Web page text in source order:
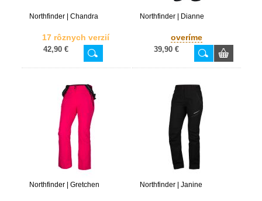
Northfinder | Chandra
17 rôznych verzií
42,90 €
Northfinder | Dianne
overíme
39,90 €
Northfinder | Gretchen Northfinder | Janine